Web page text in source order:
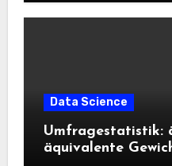
Data Science
Umfragestatistik:
äquivalente